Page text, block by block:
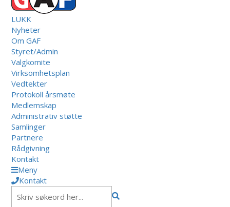
LUKK
Nyheter
Om GAF
Styret/Admin
Valgkomite
Virksomhetsplan
Vedtekter
Protokoll årsmøte
Medlemskap
Administrativ støtte
Samlinger
Partnere
Rådgivning
Kontakt
Meny
Kontakt